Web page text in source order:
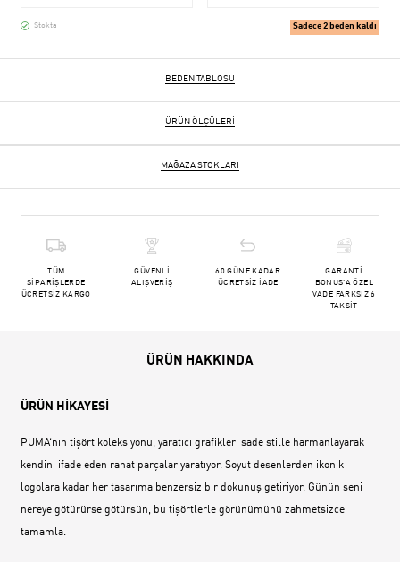
Stokta Sadece 2 beden kaldı
BEDEN TABLOSU
ÜRÜN ÖLÇÜLERI
MAĞAZA STOKLARI
TÜM
SİPARİŞLERDE
ÜCRETSİZ KARGO
GÜVENLİ
ALIŞVERİŞ
60 GÜNE KADAR
ÜCRETSİZ İADE
GARANTİ
BONUS'A ÖZEL
VADE FARKSIZ 6
TAKSİT
ÜRÜN HAKKINDA
ÜRÜN HİKAYESİ
PUMA‘nın tişört koleksiyonu, yaratıcı grafikleri sade stille harmanlayarak
kendini ifade eden rahat parçalar yaratıyor. Soyut desenlerden ikonik
logolara kadar her tasarıma benzersiz bir dokunuş getiriyor. Günün seni
nereye götürürse götürsün, bu tişörtlerle görünümünü zahmetsizce
tamamla.